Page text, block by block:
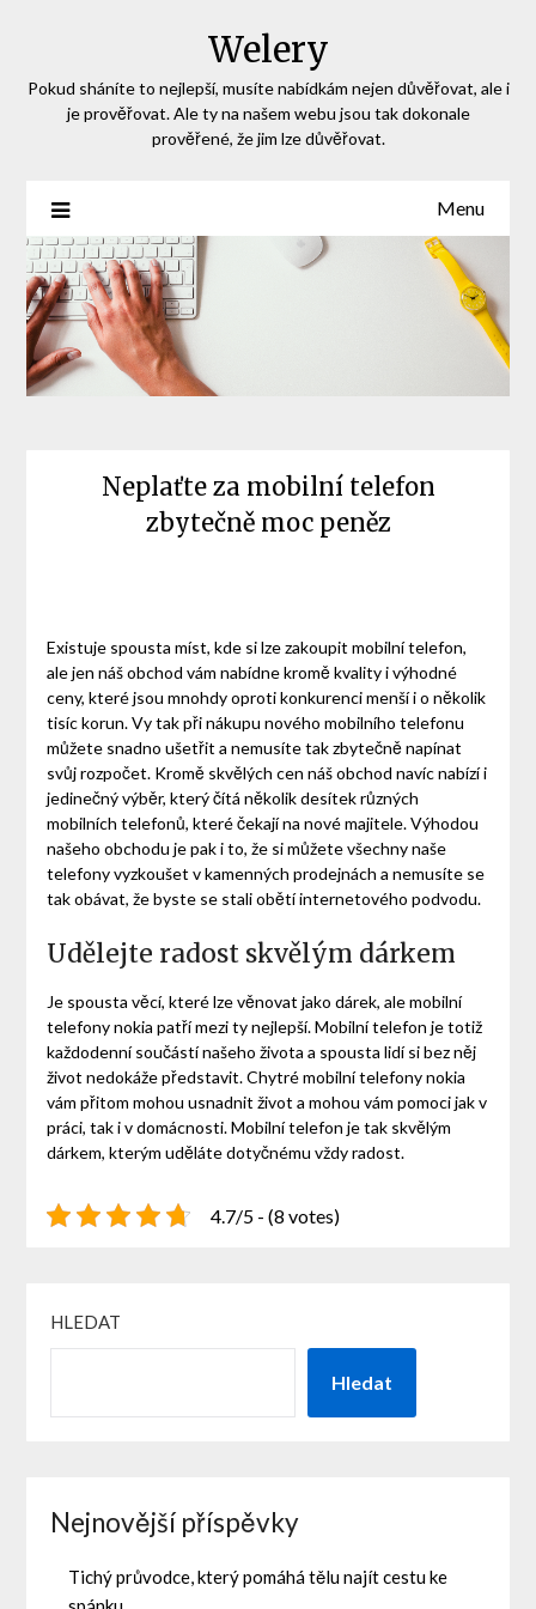
Welery
Pokud sháníte to nejlepší, musíte nabídkám nejen důvěřovat, ale i
je prověřovat. Ale ty na našem webu jsou tak dokonale
prověřené, že jim lze důvěřovat.
Menu
Neplaťte za mobilní telefon
zbytečně moc peněz
Existuje spousta míst, kde si lze zakoupit mobilní telefon,
ale jen náš obchod vám nabídne kromě kvality i výhodné
ceny, které jsou mnohdy oproti konkurenci menší i o několik
tisíc korun. Vy tak při nákupu nového mobilního telefonu
můžete snadno ušetřit a nemusíte tak zbytečně napínat
svůj rozpočet. Kromě skvělých cen náš obchod navíc nabízí i
jedinečný výběr, který čítá několik desítek různých
mobilních telefonů, které čekají na nové majitele. Výhodou
našeho obchodu je pak i to, že si můžete všechny naše
telefony vyzkoušet v kamenných prodejnách a nemusíte se
tak obávat, že byste se stali obětí internetového podvodu.
Udělejte radost skvělým dárkem
Je spousta věcí, které lze věnovat jako dárek, ale mobilní
telefony nokia patří mezi ty nejlepší. Mobilní telefon je totiž
každodenní součástí našeho života a spousta lidí si bez něj
život nedokáže představit. Chytrémobilní telefony nokia
vám přitom mohou usnadnit život a mohou vám pomoci jak v
práci, tak i v domácnosti. Mobilní telefon je tak skvělým
dárkem, kterým uděláte dotyčnému vždy radost.
4.7/5 - (8 votes)
HLEDAT
Hledat
Nejnovější příspěvky
Tichý průvodce, který pomáhá tělu najít cestu ke